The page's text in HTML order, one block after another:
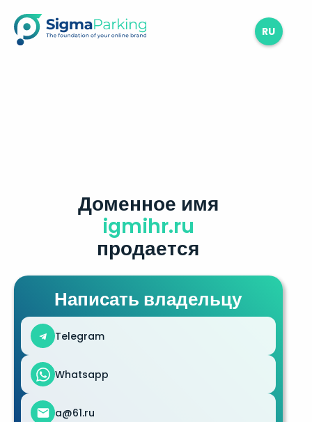
RU
Доменное имя
igmihr.ru
продается
Написать владельцу
Telegram
Whatsapp
a@61.ru